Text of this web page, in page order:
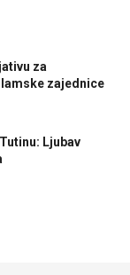
za
zajednice
Ljubav